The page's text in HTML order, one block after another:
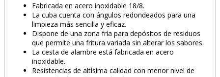
Fabricada en acero inoxidable 18/8.
La cuba cuenta con ángulos redondeados para una
limpieza más sencilla y eficaz.
Dispone de una zona fría para depósitos de residuos
que permite una fritura variada sin alterar los sabores.
La cesta de alambre está fabricada en acero
inoxidable.
Resistencias de altísima calidad con menor nivel de